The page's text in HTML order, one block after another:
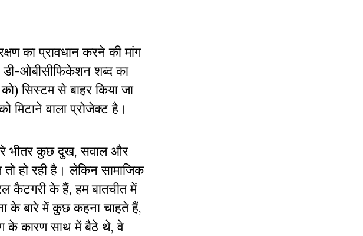
का प्रावधान करने की मांग
डी-ओबीसीफिकेशन शब्द का
सिस्टम से बाहर किया जा
मिटाने वाला प्रोजेक्ट है।
भीतर कुछ दुख, सवाल और
हो रही है। लेकिन सामाजिक
कैटगरी के हैं, हम बातचीत में
के बारे में कुछ कहना चाहते हैं,
के कारण साथ में बैठे थे, वे